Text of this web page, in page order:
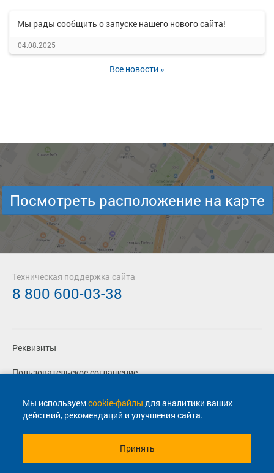
Мы рады сообщить о запуске нашего нового сайта!
04.08.2025
Все новости »
Мы используемcookie-файлы для аналитики ваших
действий, рекомендаций и улучшения сайта.
Принять
Посмотреть расположение на карте
Реквизиты
Пользовательское соглашение
Политика конфиденциальности
Согласие на маркетинговые сообщения
Техническая поддержка сайта
8 800 600-03-38
© 2013-2026, ООО "Капитал"- Онлайн сервис продажи